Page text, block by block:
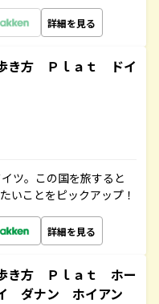
詳細を見る
き方 Ｐｌａｔ ドイ
ツ。この国を旅すると
いことをピックアップ！
詳細を見る
き方 Ｐｌａｔ ホー
ダナン ホイアン